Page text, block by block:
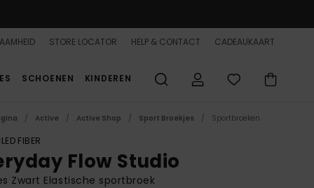
STORE LOCATOR HELP & CONTACT CADEAUKAART
SCHOENEN KINDEREN
Active Active Shop Sport Broekjes Sportbroeken
FIBER
Flow Studio
Zwart Elastische sportbroek